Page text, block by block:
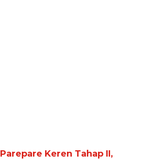
Parepare Keren Tahap II,